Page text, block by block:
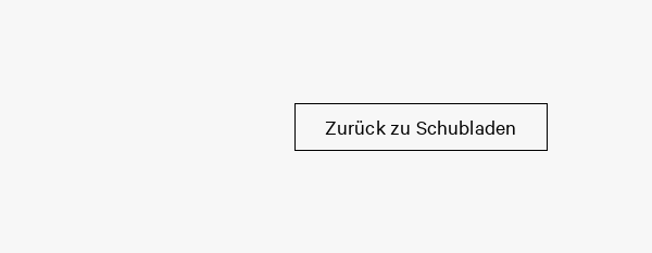
Zurück zu Schubladen